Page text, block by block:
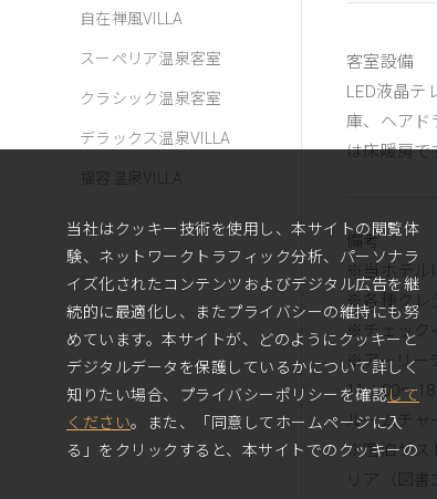
自在禅風VILLA
スーペリア温泉客室
クラシック温泉客室
デラックス温泉VILLA
福容温泉VILLA
客室設備
LED液晶テ
庫、ヘアド
は床暖房で
備考
※当ホテル
※各種クレ
※チェック
※アーリー
11：00～
ルームチャ
※宿泊ゲス
リア（図
当社はクッキー技術を使用し、本サイトの閲覧体
験、ネットワークトラフィック分析、パーソナラ
イズ化されたコンテンツおよびデジタル広告を継
続的に最適化し、またプライバシーの維持にも努
めています。本サイトが、どのようにクッキーと
デジタルデータを保護しているかについて詳しく
知りたい場合、プライバシーポリシーを確認して
ください。また、「同意してホームページに入
る」をクリックすると、本サイトでのクッキーの